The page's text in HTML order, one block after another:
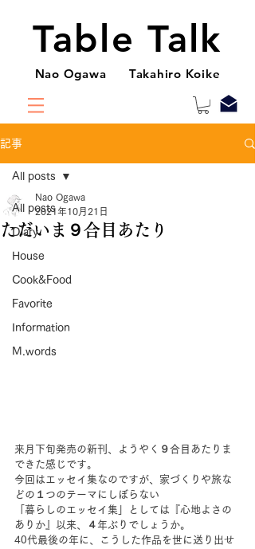
Table Talk
Nao Ogawa Takahiro Koike
記事
All posts
Diary
House
Cook&Food
Favorite
Information
M.words
All posts
ただいま９合目あたり
Nao Ogawa
2021年10月21日
来月下旬発売の新刊、ようやく９合目あたりま
できた感じです。
今回はエッセイ集なのですが、家づくりや旅な
どの１つのテーマにしぼらない
「暮らしのエッセイ集」としては『心地よさの
ありか』以来、４年ぶりでしょうか。
40代最後の年に、こうした作品を世に送り出せ